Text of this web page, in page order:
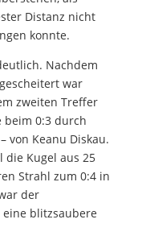
Distanz nicht
konnte.
Nachdem
war
zweiten Treffer
beim 0:3 durch
von Keanu Diskau.
die Kugel aus 25
Strahl zum 0:4 in
der
blitzsaubere